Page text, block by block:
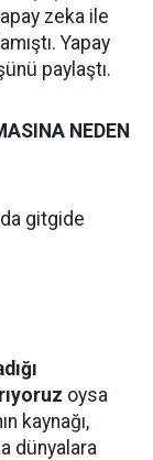
zeka ile
Yapay
paylaştı.
NEDEN
da gitgide
oysa
kaynağı,
dünyalara